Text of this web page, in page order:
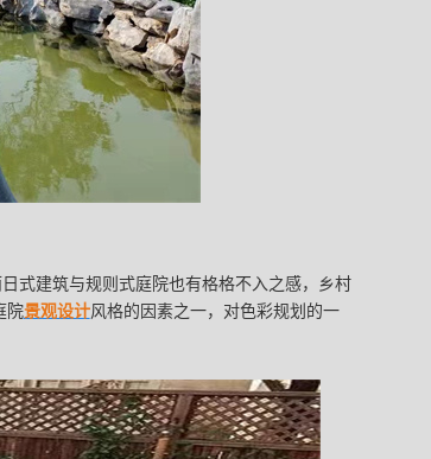
式建筑与规则式庭院也有格格不入之感，乡村
院景观设计风格的因素之一，对色彩规划的一